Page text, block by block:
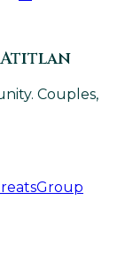
Atitlan
Couples,
Group